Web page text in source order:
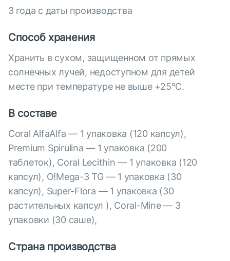
3 года с даты производства
Способ хранения
Хранить в сухом, защищенном от прямых
солнечных лучей, недоступном для детей
месте при температуре не выше +25°С.
В составе
Coral AlfaAlfa — 1 упаковка (120 капсул),
Premium Spirulina — 1 упаковка (200
таблеток), Coral Lecithin — 1 упаковка (120
капсул), O!Mega-3 TG — 1 упаковка (30
капсул), Super-Flora — 1 упаковка (30
растительных капсул ), Coral-Mine — 3
упаковки (30 саше),
Страна производства